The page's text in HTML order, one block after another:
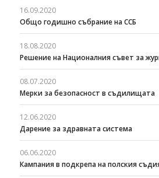
16.09.2020
Общо годишно събрание на ССБ
18.08.2020
Решение на Националния съвет за
08.07.2020
Мерки за безопасност в съдилищата
12.06.2020
Дарение за здравната система
06.06.2020
Кампания в подкрепа на полския